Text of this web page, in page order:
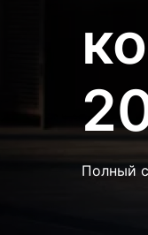
Полный